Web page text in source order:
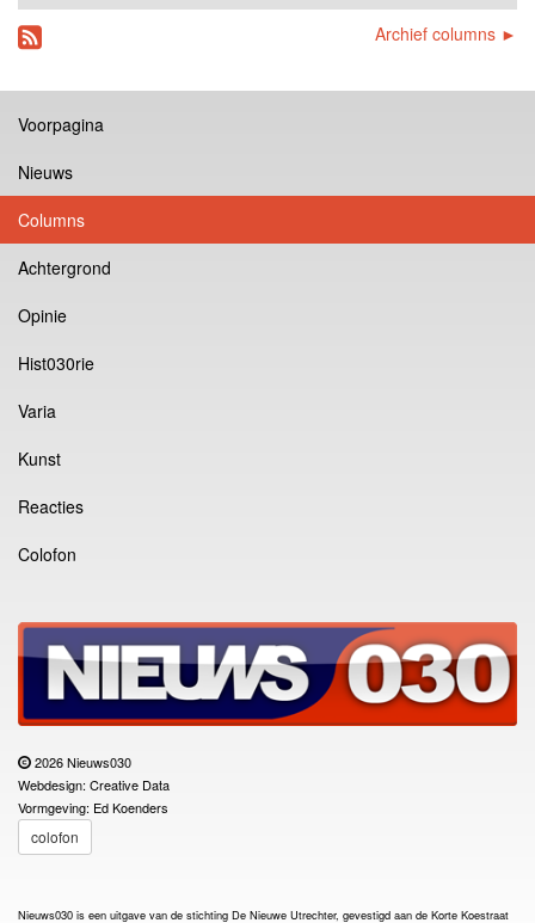
Archief columns ►
Voorpagina
Nieuws
Columns
Achtergrond
Opinie
Hist030rie
Varia
Kunst
Reacties
Colofon
2026 Nieuws030
Webdesign: Creative Data
Vormgeving: Ed Koenders
colofon
Nieuws030 is een uitgave van de stichting De Nieuwe Utrechter, gevestigd aan de Korte Koestraat